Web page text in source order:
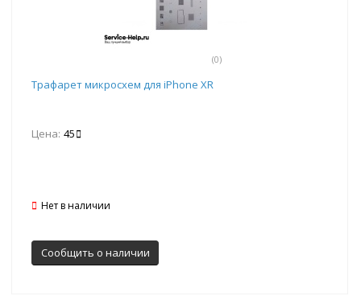
(0)
Трафарет микросхем для iPhone XR
Цена: 45
Нет в наличии
Сообщить о наличии